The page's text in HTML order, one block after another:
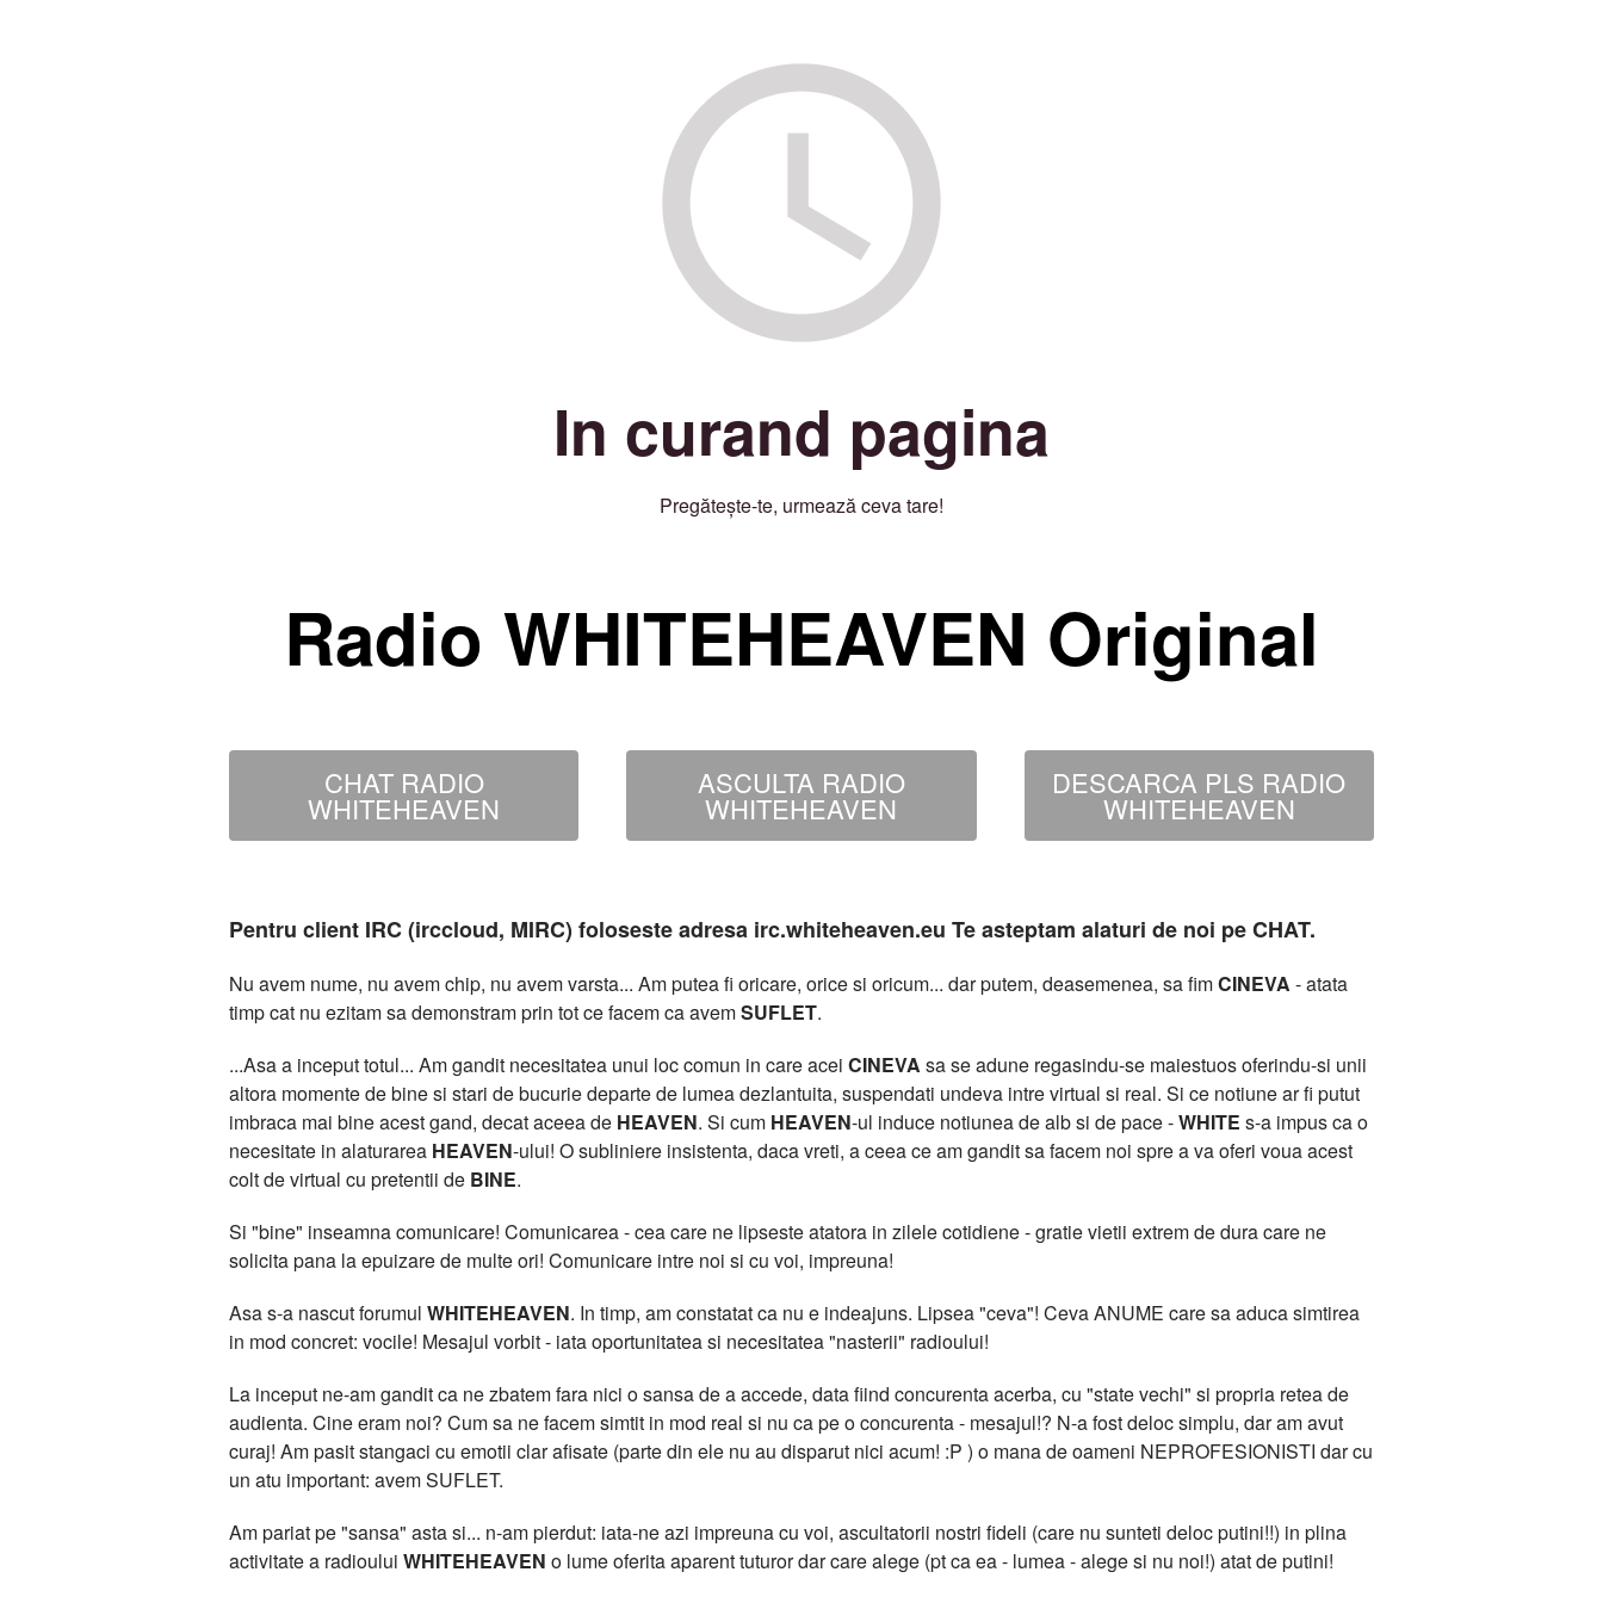
In curand pagina
Pregătește-te, urmează ceva tare!
Radio WHITEHEAVEN Original
CHAT RADIO
WHITEHEAVEN
ASCULTA RADIO
WHITEHEAVEN
DESCARCA PLS RADIO
WHITEHEAVEN
Pentru client IRC (irccloud, MIRC) foloseste adresa irc.whiteheaven.eu Te asteptam alaturi de noi pe CHAT.
Nu avem nume, nu avem chip, nu avem varsta... Am putea fi oricare, orice si oricum... dar putem, deasemenea, sa fimCINEVA - atata
timp cat nu ezitam sa demonstram prin tot ce facem ca avemSUFLET.
...Asa a inceput totul... Am gandit necesitatea unui loc comun in care acei CINEVA sa se adune regasindu-se maiestuos oferindu-si unii
altora momente de bine si stari de bucurie departe de lumea dezlantuita, suspendati undeva intre virtual si real. Si ce notiune ar fi putut
imbraca mai bine acest gand, decat aceea de HEAVEN. Si cum HEAVEN-ul induce notiunea de alb si de pace -WHITE s-a impus ca o
necesitate in alaturarea HEAVEN-ului! O subliniere insistenta, daca vreti, a ceea ce am gandit sa facem noi spre a va oferi voua acest
colt de virtual cu pretentii de BINE.
Si "bine" inseamna comunicare! Comunicarea - cea care ne lipseste atatora in zilele cotidiene - gratie vietii extrem de dura care ne
solicita pana la epuizare de multe ori! Comunicare intre noi si cu voi, impreuna!
Asa s-a nascut forumul WHITEHEAVEN. In timp, am constatat ca nu e indeajuns. Lipsea "ceva"! Ceva ANUME care sa aduca simtirea
in mod concret: vocile! Mesajul vorbit - iata oportunitatea si necesitatea "nasterii" radioului!
La inceput ne-am gandit ca ne zbatem fara nici o sansa de a accede, data fiind concurenta acerba, cu "state vechi" si propria retea de
audienta. Cine eram noi? Cum sa ne facem simtit in mod real si nu ca pe o concurenta - mesajul!? N-a fost deloc simplu, dar am avut
curaj! Am pasit stangaci cu emotii clar afisate (parte din ele nu au disparut nici acum! :P ) o mana de oameni NEPROFESIONISTI dar cu
un atu important: avem SUFLET.
Am pariat pe "sansa" asta si... n-am pierdut: iata-ne azi impreuna cu voi, ascultatorii nostri fideli (care nu sunteti deloc putini!!) in plina
activitate a radioului WHITEHEAVEN o lume oferita aparent tuturor dar care alege (pt ca ea - lumea - alege si nu noi!) atat de putini!